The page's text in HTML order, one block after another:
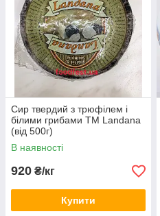
Сир твердий з трюфілем і
білими грибами TM Landana
(від 500г)
В наявності
920 ₴/кг
Купити